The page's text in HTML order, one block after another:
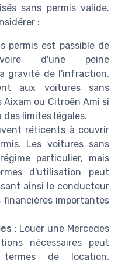
sans permis valide.
:
permis est passible de
d'une peine
gravité de l'infraction.
aux voitures sans
Aixam ou Citroën Ami si
limites légales.
réticents à couvrir
Les voitures sans
particulier, mais
d'utilisation peut
ainsi le conducteur
financières importantes
: Louer une Mercedes
nécessaires peut
de location,